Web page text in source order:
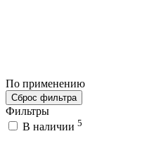
По применению
Сброс фильтра
Фильтры
В наличии 5